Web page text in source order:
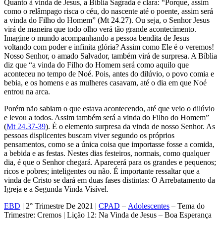
Quanto à vinda de Jesus, a Bíblia Sagrada é clara: “Porque, assim
como o relâmpago risca o céu, do nascente até o poente, assim será
a vinda do Filho do Homem” (Mt 24.27). Ou seja, o Senhor Jesus
virá de maneira que todo olho verá tão grande acontecimento.
Imagine o mundo acompanhando a pessoa bendita de Jesus
voltando com poder e infinita glória? Assim como Ele é o veremos!
Nosso Senhor, o amado Salvador, também virá de surpresa. A Bíblia
diz que “a vinda do Filho do Homem será como aquilo que
aconteceu no tempo de Noé. Pois, antes do dilúvio, o povo comia e
bebia, e os homens e as mulheres casavam, até o dia em que Noé
entrou na arca.
Porém não sabiam o que estava acontecendo, até que veio o dilúvio
e levou a todos. Assim também será a vinda do Filho do Homem”
(Mt 24.37-39). É o elemento surpresa da vinda de nosso Senhor. As
pessoas displicentes buscam viver segundo os próprios
pensamentos, como se a única coisa que importasse fosse a comida,
a bebida e as festas. Nestes dias festeiros, normais, como qualquer
dia, é que o Senhor chegará. Aparecerá para os grandes e pequenos;
ricos e pobres; inteligentes ou não. É importante ressaltar que a
vinda de Cristo se dará em duas fases distintas: O Arrebatamento da
Igreja e a Segunda Vinda Visível.
EBD | 2° Trimestre De 2021 | CPAD – Adolescentes – Tema do
Trimestre: Cremos | Lição 12: Na Vinda de Jesus – Boa Esperança